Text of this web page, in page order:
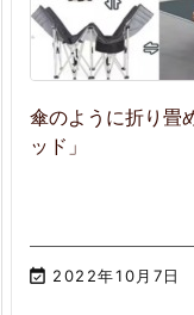
傘のように折り畳
ッド」
 2022年10月7日